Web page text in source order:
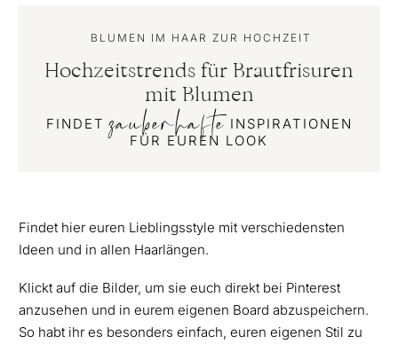
BLUMEN IM HAAR ZUR HOCHZEIT
Hochzeitstrends für Brautfrisuren
mit Blumen
FINDET zauberhafte INSPIRATIONEN
FÜR EUREN LOOK
Findet hier euren Lieblingsstyle mit verschiedensten
Ideen und in allen Haarlängen.
Klickt auf die Bilder, um sie euch direkt bei Pinterest
anzusehen und in eurem eigenen Board abzuspeichern.
So habt ihr es besonders einfach, euren eigenen Stil zu